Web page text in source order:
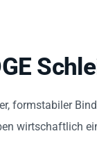
formstabiler
wirtschaftlich